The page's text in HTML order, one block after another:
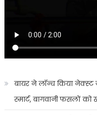
बायर ने लॉन्च किया
स्मार्ट, बागवानी फसलों को